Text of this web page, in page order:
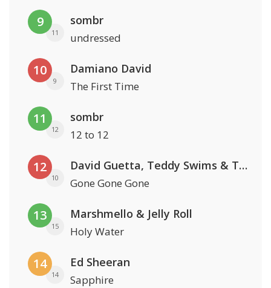
9
11
sombr
undressed
10
9
Damiano David
The First Time
11
12
sombr
12 to 12
12
10
David Guetta, Teddy Swims & Tones And I
Gone Gone Gone
13
15
Marshmello & Jelly Roll
Holy Water
14
14
Ed Sheeran
Sapphire